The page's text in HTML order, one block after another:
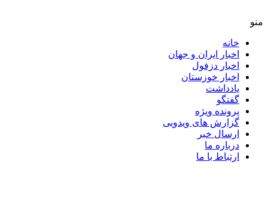
خانه
اخبار ایران و جهان
اخبار دزفول
اخبار خوزستان
یادداشت
گفتگو
پرونده ویژه
گزارش های ویدویی
ارسال خبر
درباره ما
ارتباط با ما